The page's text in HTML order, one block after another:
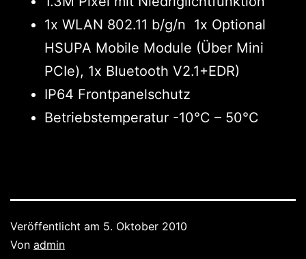
1x WLAN 802.11 b/g/n 1x Optional
HSUPA Mobile Module (Über Mini
PCIe), 1x Bluetooth V2.1+EDR)
IP64 Frontpanelschutz
Betriebstemperatur -10°C – 50°C
Veröffentlicht am 5. Oktober 2010
Von admin